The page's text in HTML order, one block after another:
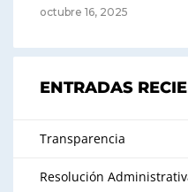
octubre 16, 2025
ENTRADAS
Transparencia
Resolución